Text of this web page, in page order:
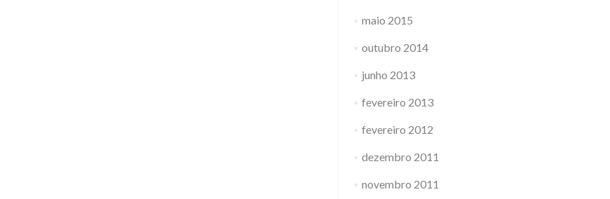
maio 2015
outubro 2014
junho 2013
fevereiro 2013
fevereiro 2012
dezembro 2011
novembro 2011